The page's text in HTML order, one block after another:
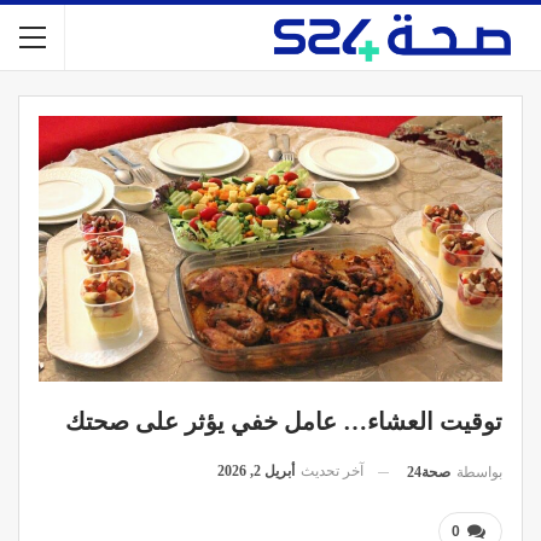
توقيت العشاء… عامل خفي يؤثر على صحتك
بواسطة صحة24 آخر تحديث أبريل 2, 2026
0